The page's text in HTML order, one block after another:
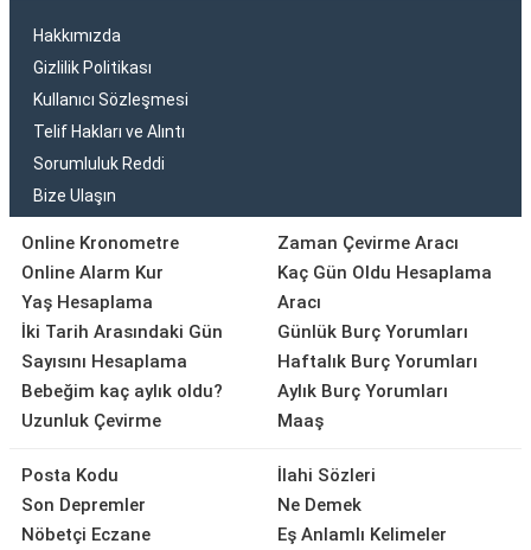
Hakkımızda
Gizlilik Politikası
Kullanıcı Sözleşmesi
Telif Hakları ve Alıntı
Sorumluluk Reddi
Bize Ulaşın
Online Kronometre
Online Alarm Kur
Yaş Hesaplama
İki Tarih Arasındaki Gün
Sayısını Hesaplama
Bebeğim kaç aylık oldu?
Uzunluk Çevirme
Zaman Çevirme Aracı
Kaç Gün Oldu Hesaplama
Aracı
Günlük Burç Yorumları
Haftalık Burç Yorumları
Aylık Burç Yorumları
Maaş
Posta Kodu
Son Depremler
Nöbetçi Eczane
İlahi Sözleri
Ne Demek
Eş Anlamlı Kelimeler